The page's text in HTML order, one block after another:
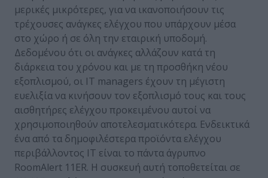
μερικές μικρότερες, για να ικανοποιήσουν τις
τρέχουσες ανάγκες ελέγχου που υπάρχουν μέσα
στο χώρο ή σε όλη την εταιρική υποδομή.
Δεδομένου ότι οι ανάγκες αλλάζουν κατά τη
διάρκεια του χρόνου και με τη προσθήκη νέου
εξοπλισμού, οι IT managers έχουν τη μέγιστη
ευελιξία να κινήσουν τον εξοπλισμό τους και τους
αισθητήρες ελέγχου προκειμένου αυτοί να
χρησιμοποιηθούν αποτελεσματικότερα. Ενδεικτικά
ένα από τα δημοφιλέστερα προϊόντα ελέγχου
περιβάλλοντος ΙΤ είναι το πάντα άγρυπνο
RoomAlert 11ΕR. Η συσκευή αυτή τοποθετείται σε